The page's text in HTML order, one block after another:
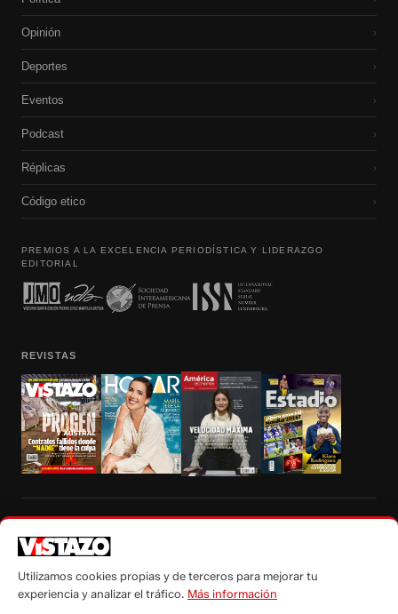
Opinión ›
Deportes ›
Eventos ›
Podcast ›
Réplicas ›
Código etico ›
PREMIOS A LA EXCELENCIA PERIODÍSTICA Y LIDERAZGO
EDITORIAL
REVISTAS
autorización escrita de su titular, de todos los contenidos de Vistazo.com.
Utilizamos cookies propias y de terceros para mejorar tu
experiencia y analizar el tráfico. Más información